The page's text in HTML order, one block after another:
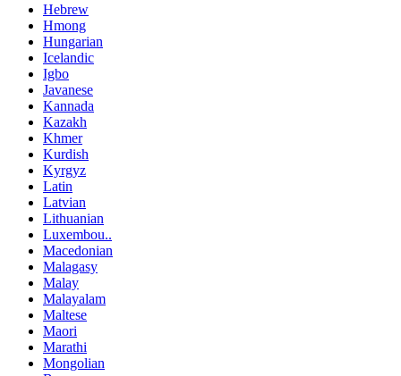
Hebrew
Hmong
Hungarian
Icelandic
Igbo
Javanese
Kannada
Kazakh
Khmer
Kurdish
Kyrgyz
Latin
Latvian
Lithuanian
Luxembou..
Macedonian
Malagasy
Malay
Malayalam
Maltese
Maori
Marathi
Mongolian